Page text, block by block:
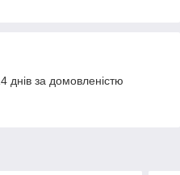
днів за домовленістю